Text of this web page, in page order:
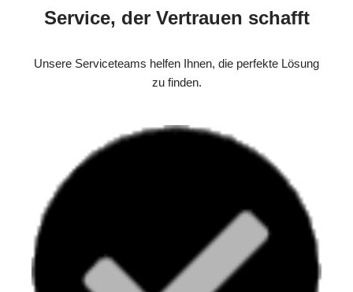
Service, der Vertrauen schafft
Unsere Serviceteams helfen Ihnen, die perfekte Lösung
zu finden.